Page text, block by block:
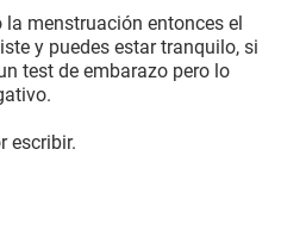
menstruación entonces el
y puedes estar tranquilo, si
test de embarazo pero lo
escribir.